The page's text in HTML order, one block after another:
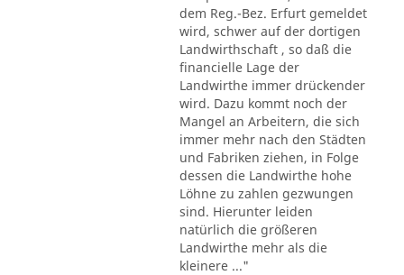
dem Reg.-Bez. Erfurt gemeldet
wird, schwer auf der dortigen
Landwirthschaft , so daß die
financielle Lage der
Landwirthe immer drückender
wird. Dazu kommt noch der
Mangel an Arbeitern, die sich
immer mehr nach den Städten
und Fabriken ziehen, in Folge
dessen die Landwirthe hohe
Löhne zu zahlen gezwungen
sind. Hierunter leiden
natürlich die größeren
Landwirthe mehr als die
kleinere ..."